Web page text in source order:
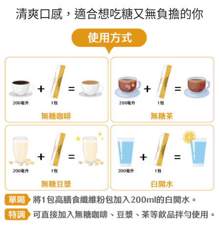
清爽口感，適合想吃糖又無負擔的你